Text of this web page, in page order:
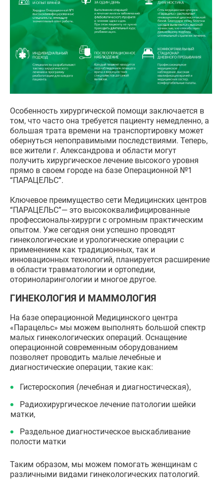
Особенность хирургической помощи заключается в
том, что часто она требуется пациенту немедленно, а
большая трата времени на транспортировку может
обернуться непоправимыми последствиями. Теперь,
все жители г. Александрова и области могут
получить хирургическое лечение высокого уровня
прямо в своем городе на базе Операционной №1
“ПАРАЦЕЛЬС”.
Ключевое преимущество сети Медицинских центров
“ПАРАЦЕЛЬС”— это высококвалифицированные
профессионалы-хирурги с огромным практическим
опытом. Уже сегодня они успешно проводят
гинекологические и урологические операции с
применением как традиционных, так и
инновационных технологий, планируется расширение
в области травматологии и ортопедии,
оториноларингологии и многое другое.
ГИНЕКОЛОГИЯ И МАММОЛОГИЯ
На базе операционной Медицинского центра
«Парацельс» мы можем выполнять большой спектр
малых гинекологических операций. Оснащение
операционной современным оборудованием
позволяет проводить малые лечебные и
диагностические операции, такие как:
Гистероскопия (лечебная и диагностическая),
Радиохирургическое лечение патологии шейки
матки,
Раздельное диагностическое выскабливание
полости матки
Таким образом, мы можем помогать женщинам с
различными видами гинекологических патологий.